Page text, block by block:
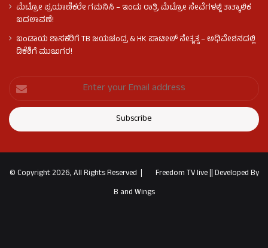
ಮೆಟ್ರೋ ಪ್ರಯಾಣಿಕರೇ ಗಮನಿಸಿ – ಇಂದು ರಾತ್ರಿ ಮೆಟ್ರೋ ಸೇವೆಗಳಲ್ಲಿ ತಾತ್ಕಾಲಿಕ
ಬದಲಾವಣೆ!
ಬಂಡಾಯ ಶಾಸಕರಿಗೆ TB ಜಯಚಂದ್ರ & HK ಪಾಟೀಲ್ ನೇತೃತ್ವ – ಅಧಿವೇಶನದಲ್ಲಿ
ಡಿಕೆಶಿಗೆ ಮುಜುಗರ!
© Copyright 2026, All Rights Reserved | Freedom TV live||Developed By
B and Wings